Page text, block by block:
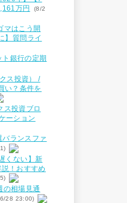
万円
(8/2
マはこう開
】質問ライ
銀行の定期
ス投資） /
い？条件を
ス投資ブロ
ーション
バランスファ
くない】新
！おすすめ
の相場見通
28 23:00)